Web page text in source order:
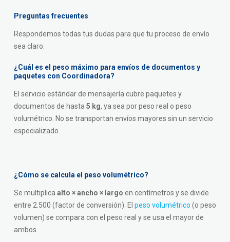
Preguntas frecuentes
Respondemos todas tus dudas para que tu proceso de envío
sea claro:
¿Cuál es el peso máximo para envíos de documentos y
paquetes con Coordinadora?
El servicio estándar de mensajería cubre paquetes y
documentos de hasta 5 kg, ya sea por peso real o peso
volumétrico. No se transportan envíos mayores sin un servicio
especializado.
¿Cómo se calcula el peso volumétrico?
Se multiplica alto × ancho × largo en centímetros y se divide
entre 2.500 (factor de conversión). El peso volumétrico (o peso
volumen) se compara con el peso real y se usa el mayor de
ambos.